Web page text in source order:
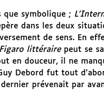
que symbolique ;
dans les deux
de sens. En
Figaro littérairepeut se
en douceur, il ne
Debord fut tout
prévenait par